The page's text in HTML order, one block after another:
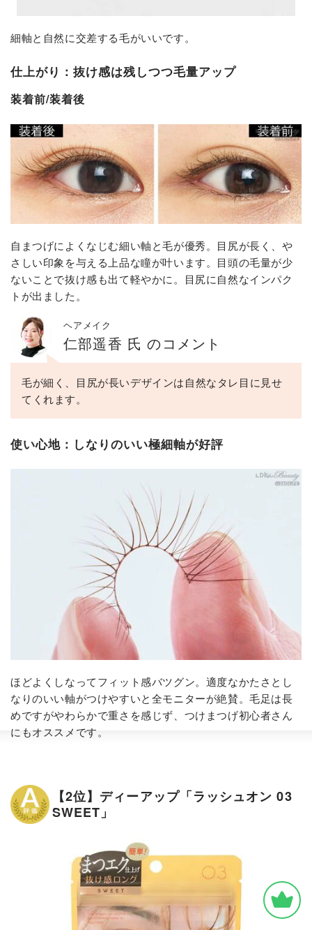
細軸と自然に交差する毛がいいです。
仕上がり：抜け感は残しつつ毛量アップ
装着前/装着後
自まつげによくなじむ細い軸と毛が優秀。目尻が長く、や
さしい印象を与える上品な瞳が叶います。目頭の毛量が少
ないことで抜け感も出て軽やかに。目尻に自然なインパク
トが出ました。
ヘアメイク
仁部遥香 氏 のコメント
毛が細く、目尻が長いデザインは自然なタレ目に見せ
てくれます。
使い心地：しなりのいい極細軸が好評
ほどよくしなってフィット感バツグン。適度なかたさとし
なりのいい軸がつけやすいと全モニターが絶賛。毛足は長
めですがやわらかで重さを感じず、つけまつげ初心者さん
にもオススメです。
【2位】ディーアップ「ラッシュオン 03
SWEET」